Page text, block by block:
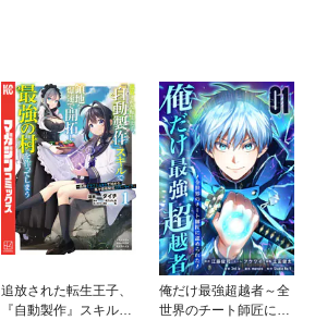
追放された転生王子、
『自動製作』スキルで
俺だけ最強超越者～全
世界のチート師匠に認